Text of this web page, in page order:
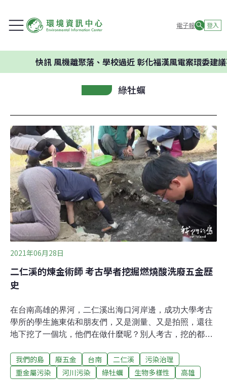
電子報 登入
風機離聚落、學校過近 彰化福漢風電案環委建議不應開
綠牡蠣
2021年06月28日
二仁溪的煉金術師 考古學者挖掘燃燒酸洗廢五金歷
史
在台南高雄的界河，二仁溪出海口河岸邊，成功大學考古
學所的學生施東佑和朋友們，又是測量、又是拍照，還往
地下挖了一個坑，他們在做什麼呢？別人考古，挖的都是
酸洗廢五金的大本營之外，有什麼呢？沒錯，他們要挖的
就是這一頁歷史。1960年代，高雄港拆船業興盛的年代，
我們的島 廢五金 台南 二仁溪
污染治理
重金屬污染
河川污染 綠牡蠣 生物多樣性 高雄